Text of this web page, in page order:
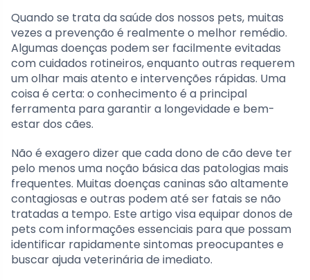
Quando se trata da saúde dos nossos pets, muitas
vezes a prevenção é realmente o melhor remédio.
Algumas doenças podem ser facilmente evitadas
com cuidados rotineiros, enquanto outras requerem
um olhar mais atento e intervenções rápidas. Uma
coisa é certa: o conhecimento é a principal
ferramenta para garantir a longevidade e bem-
estar dos cães.
Não é exagero dizer que cada dono de cão deve ter
pelo menos uma noção básica das patologias mais
frequentes. Muitas doenças caninas são altamente
contagiosas e outras podem até ser fatais se não
tratadas a tempo. Este artigo visa equipar donos de
pets com informações essenciais para que possam
identificar rapidamente sintomas preocupantes e
buscar ajuda veterinária de imediato.